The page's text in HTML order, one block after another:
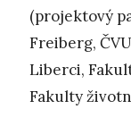
(projektový
Freiberg,
Liberci,
Fakulty